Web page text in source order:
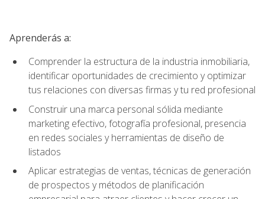
Aprenderás a:
Comprender la estructura de la industria inmobiliaria,
identificar oportunidades de crecimiento y optimizar
tus relaciones con diversas firmas y tu red profesional
Construir una marca personal sólida mediante
marketing efectivo, fotografía profesional, presencia
en redes sociales y herramientas de diseño de
listados
Aplicar estrategias de ventas, técnicas de generación
de prospectos y métodos de planificación